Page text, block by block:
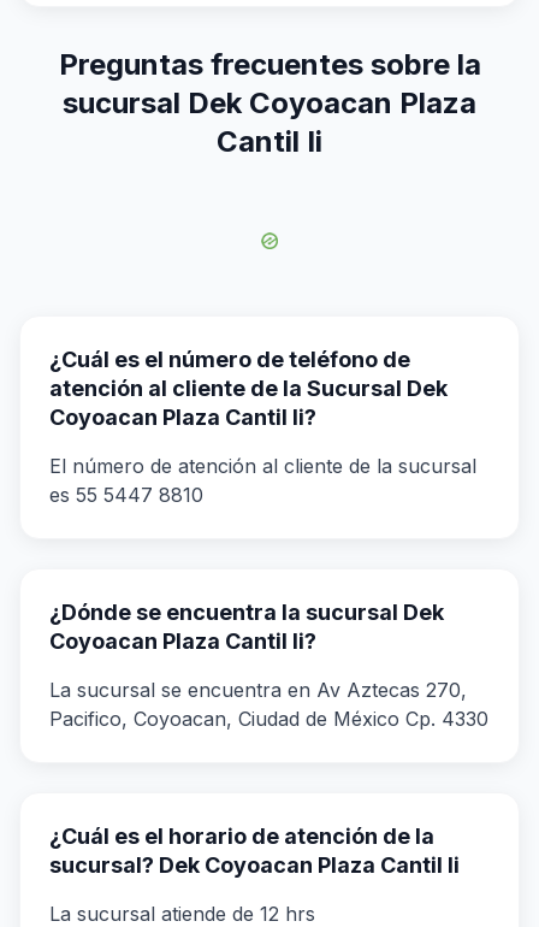
Preguntas frecuentes sobre la
sucursal Dek Coyoacan Plaza
Cantil Ii
¿Cuál es el número de teléfono de
atención al cliente de la Sucursal Dek
Coyoacan Plaza Cantil Ii?
El número de atención al cliente de la sucursal
es 55 5447 8810
¿Dónde se encuentra la sucursal Dek
Coyoacan Plaza Cantil Ii?
La sucursal se encuentra en Av Aztecas 270,
Pacifico, Coyoacan, Ciudad de México Cp. 4330
¿Cuál es el horario de atención de la
sucursal? Dek Coyoacan Plaza Cantil Ii
La sucursal atiende de 12 hrs